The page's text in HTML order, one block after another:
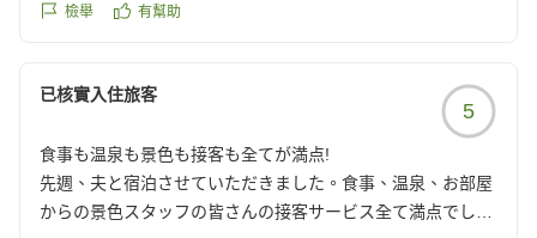
reviewId=33123478225646
にお迎えしていただきました。
だきながら待たせてもらい、宿に入った直後から彼氏はとて
部屋に入ったらとで素敵な景色で感動しました!清潔感があり
広くて想像以上によかったです!
夕食、朝食は量・質ともに大満足の内容でした。美味しすぎ
たため早く食べすぎて
檢舉 有幫助
已核實入住旅客
5
食事も温泉も景色も接客も全てが満点!
先週、夫と宿泊させていただきました。食事、温泉、お部屋
からの景色スタッフの皆さんの接客サービス全て満点でし